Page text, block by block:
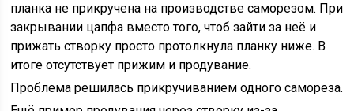
планка не прикручена на производстве саморезом. При
закрывании цапфа вместо того, чтоб зайти за неё и
прижать створку просто протолкнула планку ниже. В
итоге отсутствует прижим и продувание.
Проблема решилась прикручиванием одного самореза.